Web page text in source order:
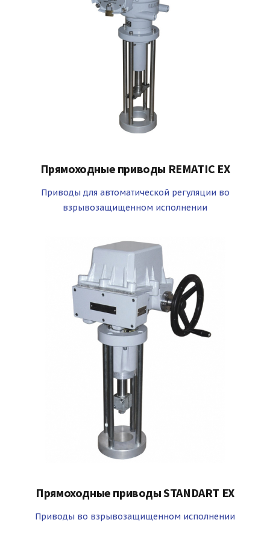
Прямоходные приводы REMATIC EX
Приводы для автоматической регуляции во
взрывозащищенном исполнении
Прямоходные приводы STANDART EX
Приводы во взрывозащищенном исполнении